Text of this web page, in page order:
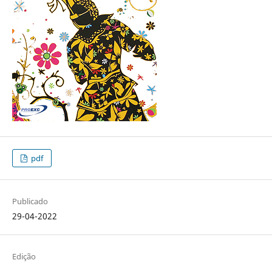
pdf
Publicado
29-04-2022
Edição